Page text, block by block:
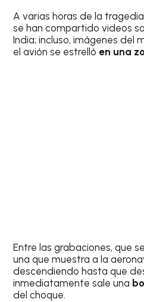
A varias horas de la
se han compartido videos
India; incluso, imágenes del
el avión se estrelló en una
Entre las grabaciones, que
una que muestra a la
descendiendo hasta que
inmediatamente sale una
del choque.